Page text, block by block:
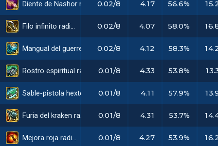
Filo infinito radiante
Mangual del guerrero radiante
Sable-pistola hextech radiante
Furia del kraken radiante
Mejora roja radiante
0.02/8 4.17 56.6%
0.02/8 4.07 58.0%
0.02/8 4.12 58.3%
0.01/8 4.33 53.8%
0.01/8 4.11 57.9%
0.01/8 4.31 53.7%
0.01/8 4.27 53.9%